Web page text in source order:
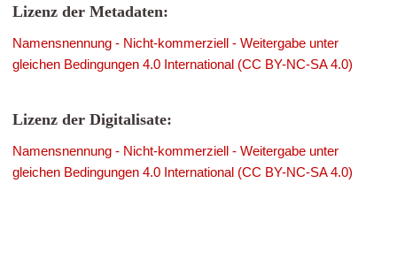
Lizenz der Metadaten:
Namensnennung - Nicht-kommerziell - Weitergabe unter
gleichen Bedingungen 4.0 International (CC BY-NC-SA 4.0)
Lizenz der Digitalisate:
Namensnennung - Nicht-kommerziell - Weitergabe unter
gleichen Bedingungen 4.0 International (CC BY-NC-SA 4.0)